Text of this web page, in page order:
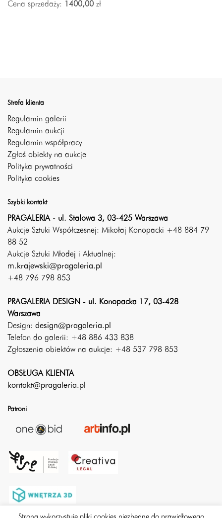
Cena sprzedaży: 1400,00 zł
Strefa klienta
Regulamin galerii
Regulamin aukcji
Regulamin współpracy
Zgłoś obiekty na aukcje
Polityka prywatności
Polityka cookies
Szybki kontakt
PRAGALERIA - ul. Stalowa 3, 03-425 Warszawa
Aukcje Sztuki Współczesnej: Mikołaj Konopacki +48 884 79
88 52
Aukcje Sztuki Młodej i Aktualnej:
m.krajewski@pragaleria.pl
+48 796 798 853
PRAGALERIA DESIGN - ul. Konopacka 17, 03-428
Warszawa
Design: design@pragaleria.pl
Telefon do galerii: +48 886 433 838
Zgłoszenia obiektów na aukcje: +48 537 798 853
OBSŁUGA KLIENTA
kontakt@pragaleria.pl
Patroni